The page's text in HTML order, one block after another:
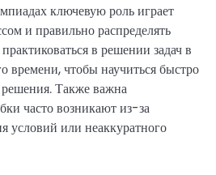
ключевую роль играет
и правильно распределять
в решении задач в
времени, чтобы научиться быстро
Также важна
часто возникают из-за
условий или неаккуратного